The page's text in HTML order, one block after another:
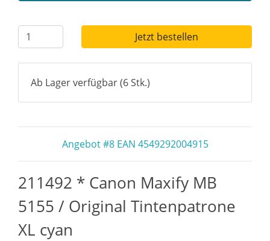
Jetzt bestellen
Ab Lager verfügbar (6 Stk.)
Angebot #8 EAN 4549292004915
211492 * Canon Maxify MB
5155 / Original Tintenpatrone
XL cyan